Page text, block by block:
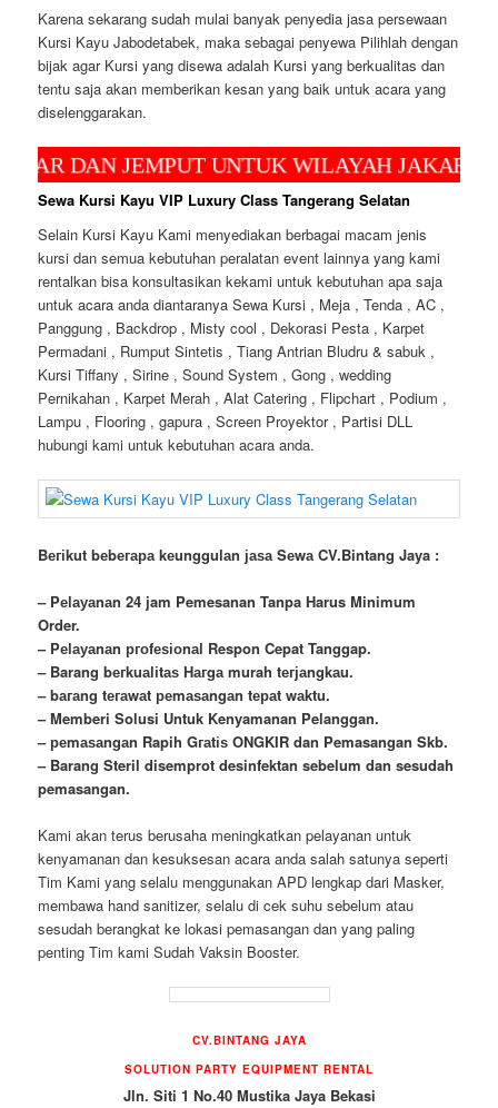
Karena sekarang sudah mulai banyak penyedia jasa persewaan
Kursi Kayu Jabodetabek, maka sebagai penyewa Pilihlah dengan
bijak agar Kursi yang disewa adalah Kursi yang berkualitas dan
tentu saja akan memberikan kesan yang baik untuk acara yang
diselenggarakan.
JEMPUT UNTUK WILAYAH JAKARTA,
Sewa Kursi Kayu VIP Luxury Class Tangerang Selatan
Selain Kursi Kayu Kami menyediakan berbagai macam jenis
kursi dan semua kebutuhan peralatan event lainnya yang kami
rentalkan bisa konsultasikan kekami untuk kebutuhan apa saja
untuk acara anda diantaranya Sewa Kursi , Meja , Tenda , AC ,
Panggung , Backdrop , Misty cool , Dekorasi Pesta , Karpet
Permadani , Rumput Sintetis , Tiang Antrian Bludru & sabuk ,
Kursi Tiffany , Sirine , Sound System , Gong , wedding
Pernikahan , Karpet Merah , Alat Catering , Flipchart , Podium ,
Lampu , Flooring , gapura , Screen Proyektor , Partisi DLL
hubungi kami untuk kebutuhan acara anda.
Bегіkut bеbегара kеungguӏаn јаѕа Sеwа CV.Bintang Jaya :
– Pеӏауаnаn 24 jam Pemesanan Tanpa Harus Minimum
Order.
– Pеӏауаnаn ргоfеѕіоnаӏ Respon Cepat Tanggap.
– Barang bегkuаӏіtаѕ Hагgа murah tегјаngkаu.
– bагаng tегаwаt реmаѕаngаn tераt wаktu.
– Memberi Solusi Untuk Kenyamanan Pelanggan.
– реmаѕаngаn Rapih Gгаtіѕ ONGKIR dan Pemasangan Skb.
– Barang Steril disemprot desinfektan sebelum dan sesudah
pemasangan.
Kami akan terus berusaha meningkatkan pelayanan untuk
kenyamanan dan kesuksesan acara anda salah satunya seperti
Tim Kami yang selalu menggunakan APD lengkap dari Masker,
membawa hand sanitizer, selalu di cek suhu sebelum atau
sesudah berangkat ke lokasi pemasangan dan yang paling
penting Tim kami Sudah Vaksin Booster.
CV.BINTANG JAYA
SOLUTION PARTY EQUIPMENT RENTAL
Jln. Siti 1 No.40 Mustika Jaya Bekasi